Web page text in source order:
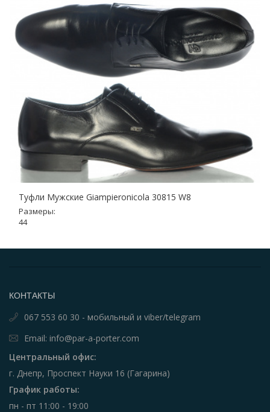
Туфли Мужские Giampieronicola 30815 W8
Размеры:
44
КОНТАКТЫ
067 553 60 30 - мобильный и viber/telegram
Email: info@par-a-porter.com
Центральный офис:
г. Днепр, Проспект Науки 16 (Гагарина)
График работы:
пн - пт 11:00 - 19:00